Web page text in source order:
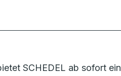
SCHEDEL ab sofort ein